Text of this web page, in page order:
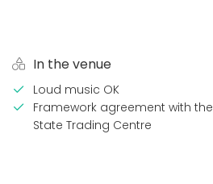
In the venue
Loud music OK
Framework agreement with the
State Trading Centre